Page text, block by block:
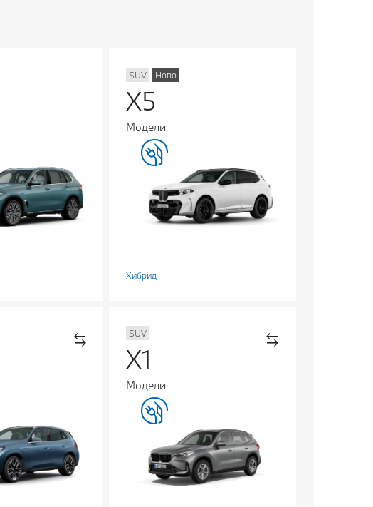
SUV Ново
X5
Модели
Хибрид
SUV
X1
Модели